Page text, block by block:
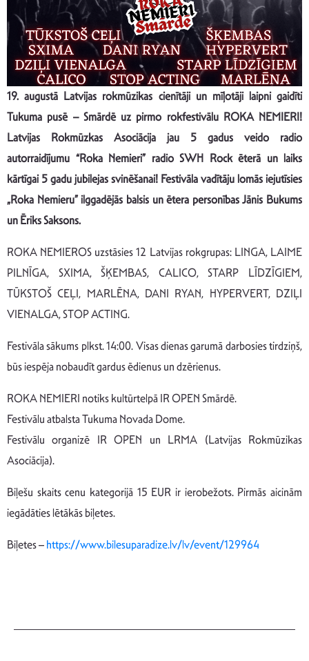
19. augustā Latvijas rokmūzikas cienītāji un mīļotāji laipni gaidīti
Tukuma pusē – Smārdē uz pirmo rokfestivālu ROKA NEMIERI!
Latvijas Rokmūzkas Asociācija jau 5 gadus veido radio
autorraidījumu “Roka Nemieri” radio SWH Rock ēterā un laiks
kārtīgai 5 gadu jubilejas svinēšanai! Festivāla vadītāju lomās iejutīsies
„Roka Nemieru” ilggadējās balsis un ētera personības Jānis Bukums
un Ēriks Saksons.
ROKA NEMIEROS uzstāsies 12 Latvijas rokgrupas: LINGA, LAIME
PILNĪGA, SXIMA, ŠĶEMBAS, CALICO, STARP LĪDZĪGIEM,
TŪKSTOŠ CEĻI, MARLĒNA, DANI RYAN, HYPERVERT, DZIĻI
VIENALGA, STOP ACTING.
Festivāla sākums plkst. 14:00. Visas dienas garumā darbosies tirdziņš,
būs iespēja nobaudīt gardus ēdienus un dzērienus.
ROKA NEMIERI notiks kultūrtelpā IR OPEN Smārdē.
Festivālu atbalsta Tukuma Novada Dome.
Festivālu organizē IR OPEN un LRMA (Latvijas Rokmūzikas
Asociācija).
Biļešu skaits cenu kategorijā 15 EUR ir ierobežots. Pirmās aicinām
iegādāties lētākās biļetes.
Biļetes –https://www.bilesuparadize.lv/lv/event/129964